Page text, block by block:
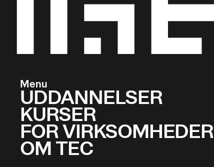
Menu
UDDANNELSER
KURSER
FOR VIRKSOMHEDER
OM TEC